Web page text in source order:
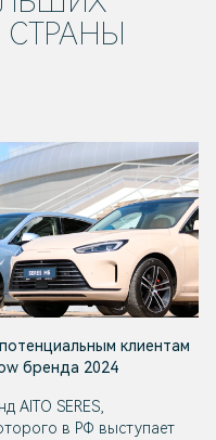
клиентам
бренда 2024
AITO SERES,
в РФ выступает